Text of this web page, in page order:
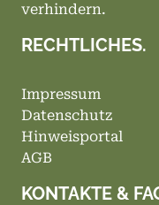
verhindern.
RECHTLICHES.
Impressum
Datenschutz
Hinweisportal
AGB
KONTAKTE &